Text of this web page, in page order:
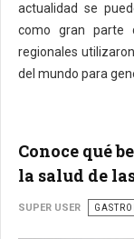
actualidad se
como gran parte
regionales
del mundo para
Conoce qué
la salud de
SUPER USER